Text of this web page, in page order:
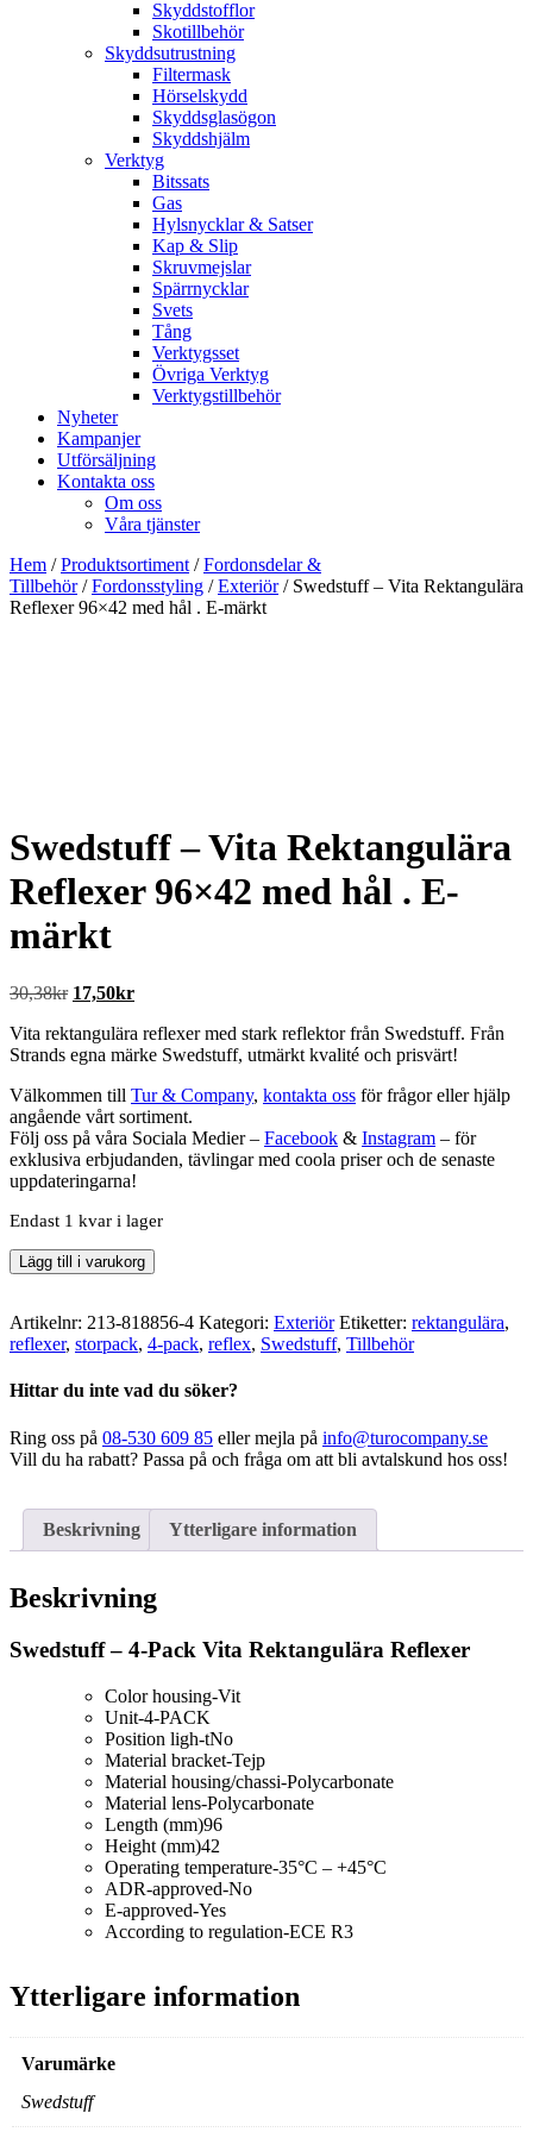
Skyddstofflor
Skotillbehör
Skyddsutrustning
Filtermask
Hörselskydd
Skyddsglasögon
Skyddshjälm
Verktyg
Bitssats
Gas
Hylsnycklar & Satser
Kap & Slip
Skruvmejslar
Spärrnycklar
Svets
Tång
Verktygsset
Övriga Verktyg
Verktygstillbehör
Nyheter
Kampanjer
Utförsäljning
Kontakta oss
Om oss
Våra tjänster
Hem /Produktsortiment /Fordonsdelar &
Tillbehör/Fordonsstyling /Exteriör/ Swedstuff – Vita Rektangulära
Reflexer 96×42 med hål . E-märkt
Swedstuff – Vita Rektangulära
Reflexer 96×42 med hål . E-
märkt
30,38kr Det
priset
var:
17,50krDet
priset
är:
Vita rektangulära reflexer med stark reflektor från Swedstuff. Från
Strands egna märke Swedstuff, utmärkt kvalité och prisvärt!
Välkommen till Tur & Company, kontakta oss för frågor eller hjälp
angående vårt sortiment.
Följ oss på våra Sociala Medier – Facebook & Instagram – för
exklusiva erbjudanden, tävlingar med coola priser och de senaste
uppdateringarna!
Endast 1 kvar i lager
Swedstuff
-
Rektangulära
Reflexer
med
.
E-
märkt
Lägg till i varukorg
Artikelnr: 213-818856-4 Kategori: Exteriör Etiketter: rektangulära,
reflexer, storpack, 4-pack, reflex, Swedstuff, Tillbehör
Hittar du inte vad du söker?
Ring oss på 08-530 609 85 eller mejla på info@turocompany.se
Vill du ha rabatt? Passa på och fråga om att bli avtalskund hos oss!
Beskrivning Ytterligare information
Beskrivning
Swedstuff – 4-Pack Vita Rektangulära Reflexer
Color housing-Vit
Unit-4-PACK
Position ligh-tNo
Material bracket-Tejp
Material housing/chassi-Polycarbonate
Material lens-Polycarbonate
Length (mm)96
Height (mm)42
Operating temperature-35°C – +45°C
ADR-approved-No
E-approved-Yes
According to regulation-ECE R3
Ytterligare information
Varumärke
Swedstuff